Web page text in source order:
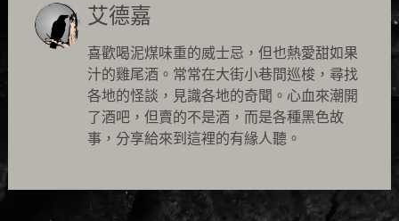
艾德嘉
喜歡喝泥煤味重的威士忌，但也熱愛甜如果
汁的雞尾酒。常常在大街小巷間巡梭，尋找
各地的怪談，見識各地的奇聞。心血來潮開
了酒吧，但賣的不是酒，而是各種黑色故
事，分享給來到這裡的有緣人聽。